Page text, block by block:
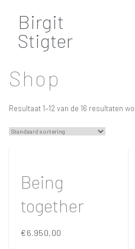
Birgit
Stigter
Shop
Resultaat 1–12 van de 16 resultaten
Being
together
€6.950,00